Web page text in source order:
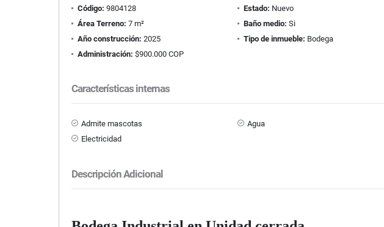
Código: 9804128 Estado: Nuevo
Área Terreno: 7 m² Baño medio: Si
Año construcción: 2025 Tipo de inmueble: Bodega
Administración: $900.000 COP
Características internas
Admite mascotas Agua
Electricidad
Descripción Adicional